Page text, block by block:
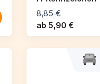
8,85 €
ab 5,90 €